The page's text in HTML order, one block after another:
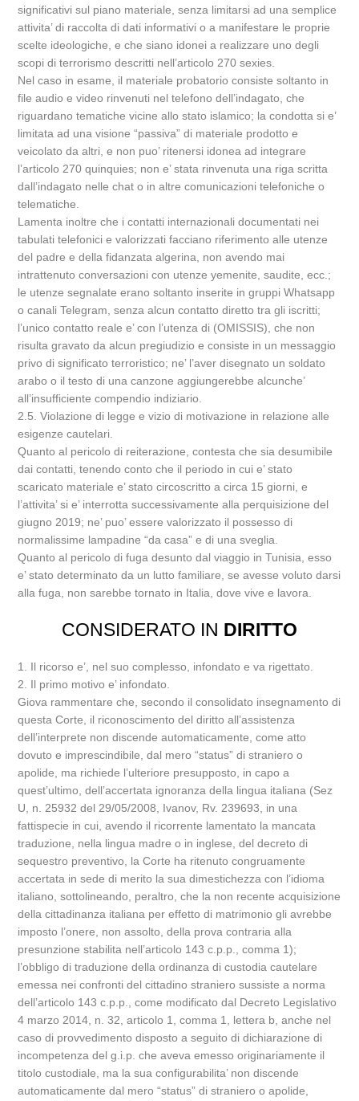
significativi sul piano materiale, senza limitarsi ad una semplice
attivita’ di raccolta di dati informativi o a manifestare le proprie
scelte ideologiche, e che siano idonei a realizzare uno degli
scopi di terrorismo descritti nell’articolo 270 sexies.
Nel caso in esame, il materiale probatorio consiste soltanto in
file audio e video rinvenuti nel telefono dell’indagato, che
riguardano tematiche vicine allo stato islamico; la condotta si e’
limitata ad una visione “passiva” di materiale prodotto e
veicolato da altri, e non puo’ ritenersi idonea ad integrare
l’articolo 270 quinquies; non e’ stata rinvenuta una riga scritta
dall’indagato nelle chat o in altre comunicazioni telefoniche o
telematiche.
Lamenta inoltre che i contatti internazionali documentati nei
tabulati telefonici e valorizzati facciano riferimento alle utenze
del padre e della fidanzata algerina, non avendo mai
intrattenuto conversazioni con utenze yemenite, saudite, ecc.;
le utenze segnalate erano soltanto inserite in gruppi Whatsapp
o canali Telegram, senza alcun contatto diretto tra gli iscritti;
l’unico contatto reale e’ con l’utenza di (OMISSIS), che non
risulta gravato da alcun pregiudizio e consiste in un messaggio
privo di significato terroristico; ne’ l’aver disegnato un soldato
arabo o il testo di una canzone aggiungerebbe alcunche’
all’insufficiente compendio indiziario.
2.5. Violazione di legge e vizio di motivazione in relazione alle
esigenze cautelari.
Quanto al pericolo di reiterazione, contesta che sia desumibile
dai contatti, tenendo conto che il periodo in cui e’ stato
scaricato materiale e’ stato circoscritto a circa 15 giorni, e
l’attivita’ si e’ interrotta successivamente alla perquisizione del
giugno 2019; ne’ puo’ essere valorizzato il possesso di
normalissime lampadine “da casa” e di una sveglia.
Quanto al pericolo di fuga desunto dal viaggio in Tunisia, esso
e’ stato determinato da un lutto familiare, se avesse voluto darsi
alla fuga, non sarebbe tornato in Italia, dove vive e lavora.
CONSIDERATO IN DIRITTO
1. Il ricorso e’, nel suo complesso, infondato e va rigettato.
2. Il primo motivo e’ infondato.
Giova rammentare che, secondo il consolidato insegnamento di
questa Corte, il riconoscimento del diritto all’assistenza
dell’interprete non discende automaticamente, come atto
dovuto e imprescindibile, dal mero “status” di straniero o
apolide, ma richiede l’ulteriore presupposto, in capo a
quest’ultimo, dell’accertata ignoranza della lingua italiana (Sez
U, n. 25932 del 29/05/2008, Ivanov, Rv. 239693, in una
fattispecie in cui, avendo il ricorrente lamentato la mancata
traduzione, nella lingua madre o in inglese, del decreto di
sequestro preventivo, la Corte ha ritenuto congruamente
accertata in sede di merito la sua dimestichezza con l’idioma
italiano, sottolineando, peraltro, che la non recente acquisizione
della cittadinanza italiana per effetto di matrimonio gli avrebbe
imposto l’onere, non assolto, della prova contraria alla
presunzione stabilita nell’articolo 143 c.p.p., comma 1);
l’obbligo di traduzione della ordinanza di custodia cautelare
emessa nei confronti del cittadino straniero sussiste a norma
dell’articolo 143 c.p.p., come modificato dal Decreto Legislativo
4 marzo 2014, n. 32, articolo 1, comma 1, lettera b, anche nel
caso di provvedimento disposto a seguito di dichiarazione di
incompetenza del g.i.p. che aveva emesso originariamente il
titolo custodiale, ma la sua configurabilita’ non discende
automaticamente dal mero “status” di straniero o apolide,